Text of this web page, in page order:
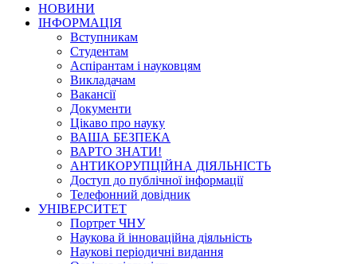
НОВИНИ
ІНФОРМАЦІЯ
Вступникам
Студентам
Аспірантам і науковцям
Викладачам
Вакансії
Документи
Цікаво про науку
ВАША БЕЗПЕКА
ВАРТО ЗНАТИ!
АНТИКОРУПЦІЙНА ДІЯЛЬНІСТЬ
Доступ до публічної інформації
Телефонний довідник
УНІВЕРСИТЕТ
Портрет ЧНУ
Наукова й інноваційна діяльність
Наукові періодичні видання